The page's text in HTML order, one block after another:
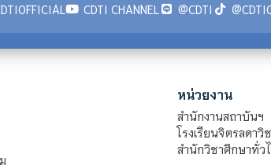
CDTI CHANNEL @CDTI
หน่วยงาน
สำนักงานสถาบันฯ
โรงเรียนจิตรลดาวิ
สำนักวิชาศึกษาทั่ว